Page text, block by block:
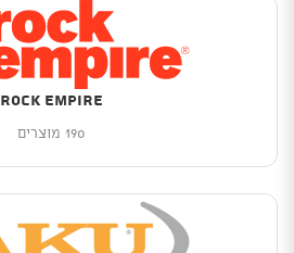
Rock Empire
190 מוצרים